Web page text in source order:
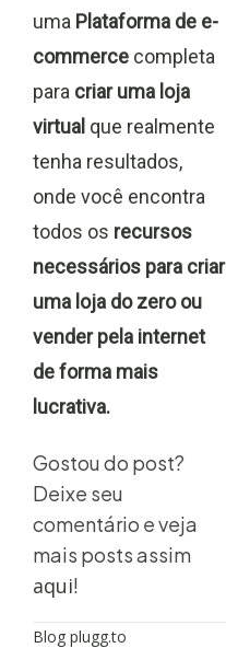
uma Plataforma de e-
commerce completa
para criar uma loja
virtual que realmente
tenha resultados,
onde você encontra
todos os recursos
necessários para criar
uma loja do zero ou
vender pela internet
de forma mais
lucrativa.
Gostou do post?
Deixe seu
comentário e veja
mais posts assim
aqui!
Blog plugg.to